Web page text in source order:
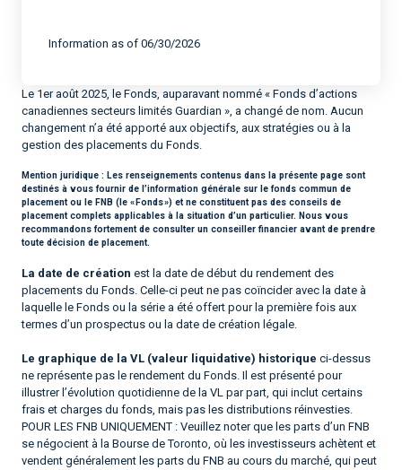
Information as of 06/30/2026
Le 1er août 2025, le Fonds, auparavant nommé « Fonds d’actions
canadiennes secteurs limités Guardian », a changé de nom. Aucun
changement n’a été apporté aux objectifs, aux stratégies ou à la
gestion des placements du Fonds.
Mention juridique : Les renseignements contenus dans la présente page sont
destinés à vous fournir de l’information générale sur le fonds commun de
placement ou le FNB (le « Fonds ») et ne constituent pas des conseils de
placement complets applicables à la situation d’un particulier. Nous vous
recommandons fortement de consulter un conseiller financier avant de prendre
toute décision de placement.
La date de création est la date de début du rendement des
placements du Fonds. Celle-ci peut ne pas coïncider avec la date à
laquelle le Fonds ou la série a été offert pour la première fois aux
termes d’un prospectus ou la date de création légale.
Le graphique de la VL (valeur liquidative) historique ci-dessus
ne représente pas le rendement du Fonds. Il est présenté pour
illustrer l’évolution quotidienne de la VL par part, qui inclut certains
frais et charges du fonds, mais pas les distributions réinvesties.
POUR LES FNB UNIQUEMENT : Veuillez noter que les parts d’un FNB
se négocient à la Bourse de Toronto, où les investisseurs achètent et
vendent généralement les parts du FNB au cours du marché, qui peut